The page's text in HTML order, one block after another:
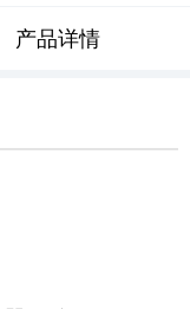
产品详情